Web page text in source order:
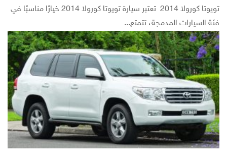
تويوتا كورولا 2014 تعتبر سيارة تويوتا كورولا 2014 خيارًا مناسبًا في
فئة السيارات المدمجة، تتمتع...